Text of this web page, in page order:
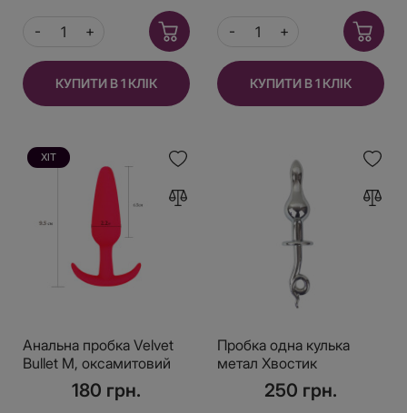
КУПИТИ В 1 КЛІК КУПИТИ В 1 КЛІК
ХІТ
Анальна пробка Velvet
Bullet М, оксамитовий
силікон, колір Червоний
180 грн.
Пробка одна кулька
метал Хвостик
250 грн.